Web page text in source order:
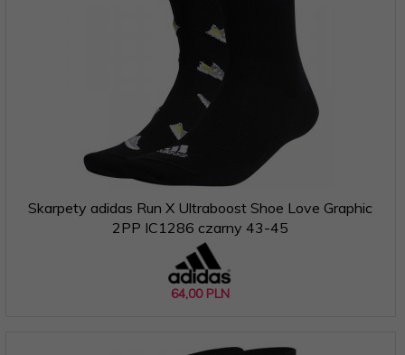
Skarpety adidas Run X Ultraboost Shoe Love Graphic
2PP IC1286 czarny 43-45
64,00 PLN